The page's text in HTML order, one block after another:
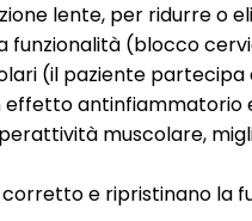
lente, per ridurre o
funzionalità (blocco
(il paziente
antinfiammatorio
muscolare,
e ripristinano la